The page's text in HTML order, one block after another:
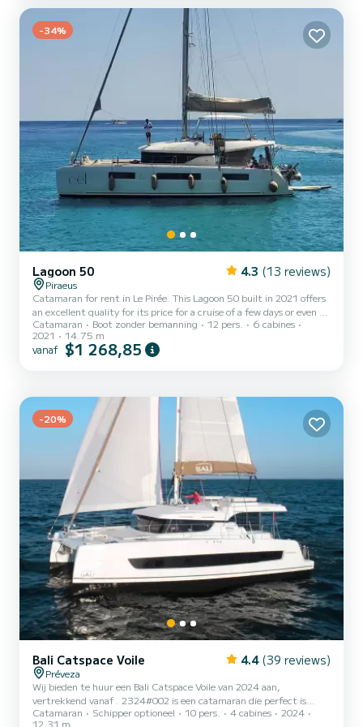
met een douche. Deze boot is uitgerust met een vol...
-34%
Lagoon 50 4.3 (13 reviews)
Piraeus
Catamaran for rent in Le Pirée. This Lagoon 50 built in 2021 offers
an excellent quality for its price for a cruise of a few days or even a
few weeks. You are going to have an exceptional cruise on this
catamaran of 15 meters. You will be able to accommodate up to 12
passengers when cruising and take advantage of its 6 cabins with
Catamaran Boot zonder bemanning 12 pers.
6 cabines
2021
14.75 m
vanaf $1 268,85
-20%
Bali Catspace Voile 4.4 (39 reviews)
Préveza
Wij bieden te huur een Bali Catspace Voile van 2024 aan,
vertrekkend vanaf . 2324#002 is een catamaran die perfect is
aangepast voor alle verhuur. Deze catamaran is zeer aangenaam om
Catamaran Schipper optioneel 10 pers. 4 cabines
2024
12.31 m